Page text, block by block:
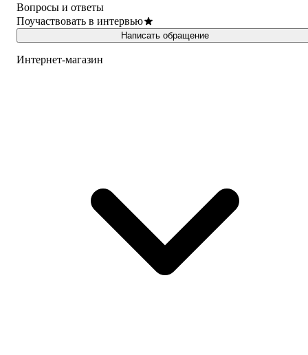
Вопросы и ответы
Поучаствовать в интервью
Написать обращение
Интернет-магазин